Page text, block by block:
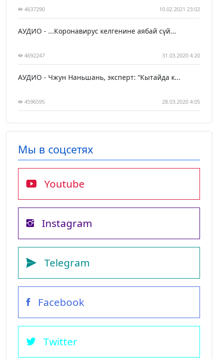
4637290 10.02.2021 23:02
АУДИО - ...Коронавирус келгенине аябай сүй...
4692247 31.03.2020 4:20
АУДИО - Чжун Наньшань, эксперт: “Кытайда к...
4596595 28.03.2020 4:05
Мы в соцсетях
Youtube
Instagram
Telegram
Facebook
Twitter